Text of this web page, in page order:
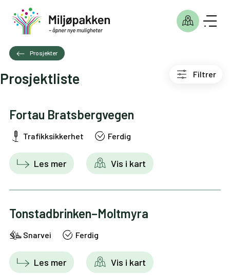
Prosjekter
Prosjektliste Filtrer
Fortau Bratsbergvegen
Trafikksikkerhet Ferdig
Les mer Vis i kart
Tonstadbrinken–Moltmyra
Snarvei Ferdig
Les mer Vis i kart